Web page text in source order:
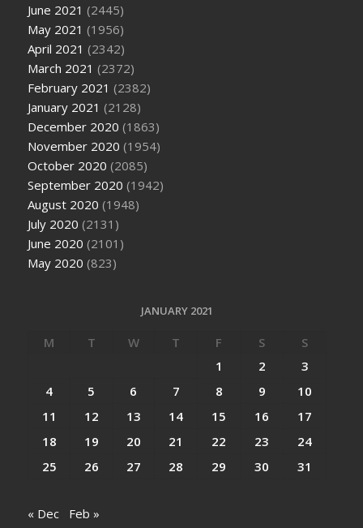
June 2021 (2445)
May 2021 (1956)
April 2021 (2342)
March 2021 (2372)
February 2021 (2382)
January 2021 (2128)
December 2020 (1863)
November 2020 (1954)
October 2020 (2085)
September 2020 (1942)
August 2020 (1948)
July 2020 (2131)
June 2020 (2101)
May 2020 (823)
JANUARY 2021
M T W T F S
S
1
2
3
4
5 6 7 8 9
10
11
12 13 14 15 16
17
18
19 20 21 22 23
24
25
26 27 28 29 30 31
« Dec Feb »